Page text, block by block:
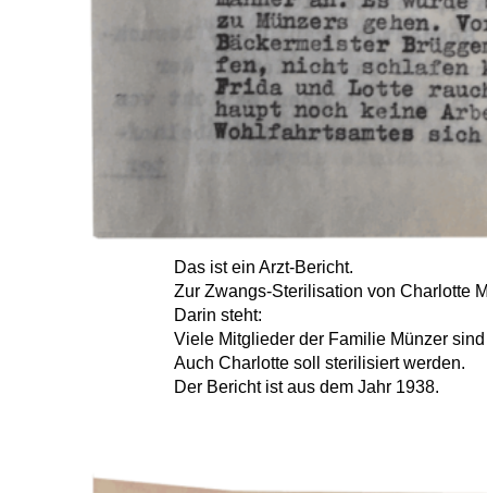
Das ist ein Arzt-Bericht.
Zur Zwangs-Sterilisation von Charlotte
Darin steht:
Viele Mitglieder der Familie Münzer
Auch Charlotte soll sterilisiert werden.
Der Bericht ist aus dem Jahr 1938.